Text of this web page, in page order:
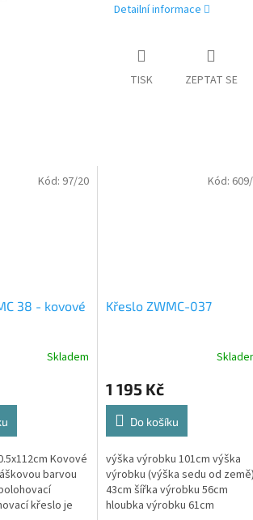
Detailní informace
TISK ZEPTAT SE
38 - kovové
Skladem
Kovové
barvou
křeslo je
Kód: 97/20
Křeslo ZWMC-037
1 195 Kč
Do košíku
výška výrobku 101cm výška
výrobku (výška sedu od země)
43cm šířka výrobku 56cm
hloubka výrobku 61cm
Kód: